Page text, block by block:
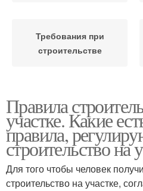
Требования при
строительстве
строительства
Участок при
строительстве
Правила
участке. Какие
правила,
строительство на
Для того чтобы человек
строительство на участке,